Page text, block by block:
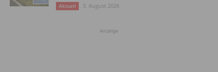
Aktuell 3. August 2026
Anzeige